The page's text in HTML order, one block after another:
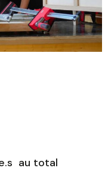
au total